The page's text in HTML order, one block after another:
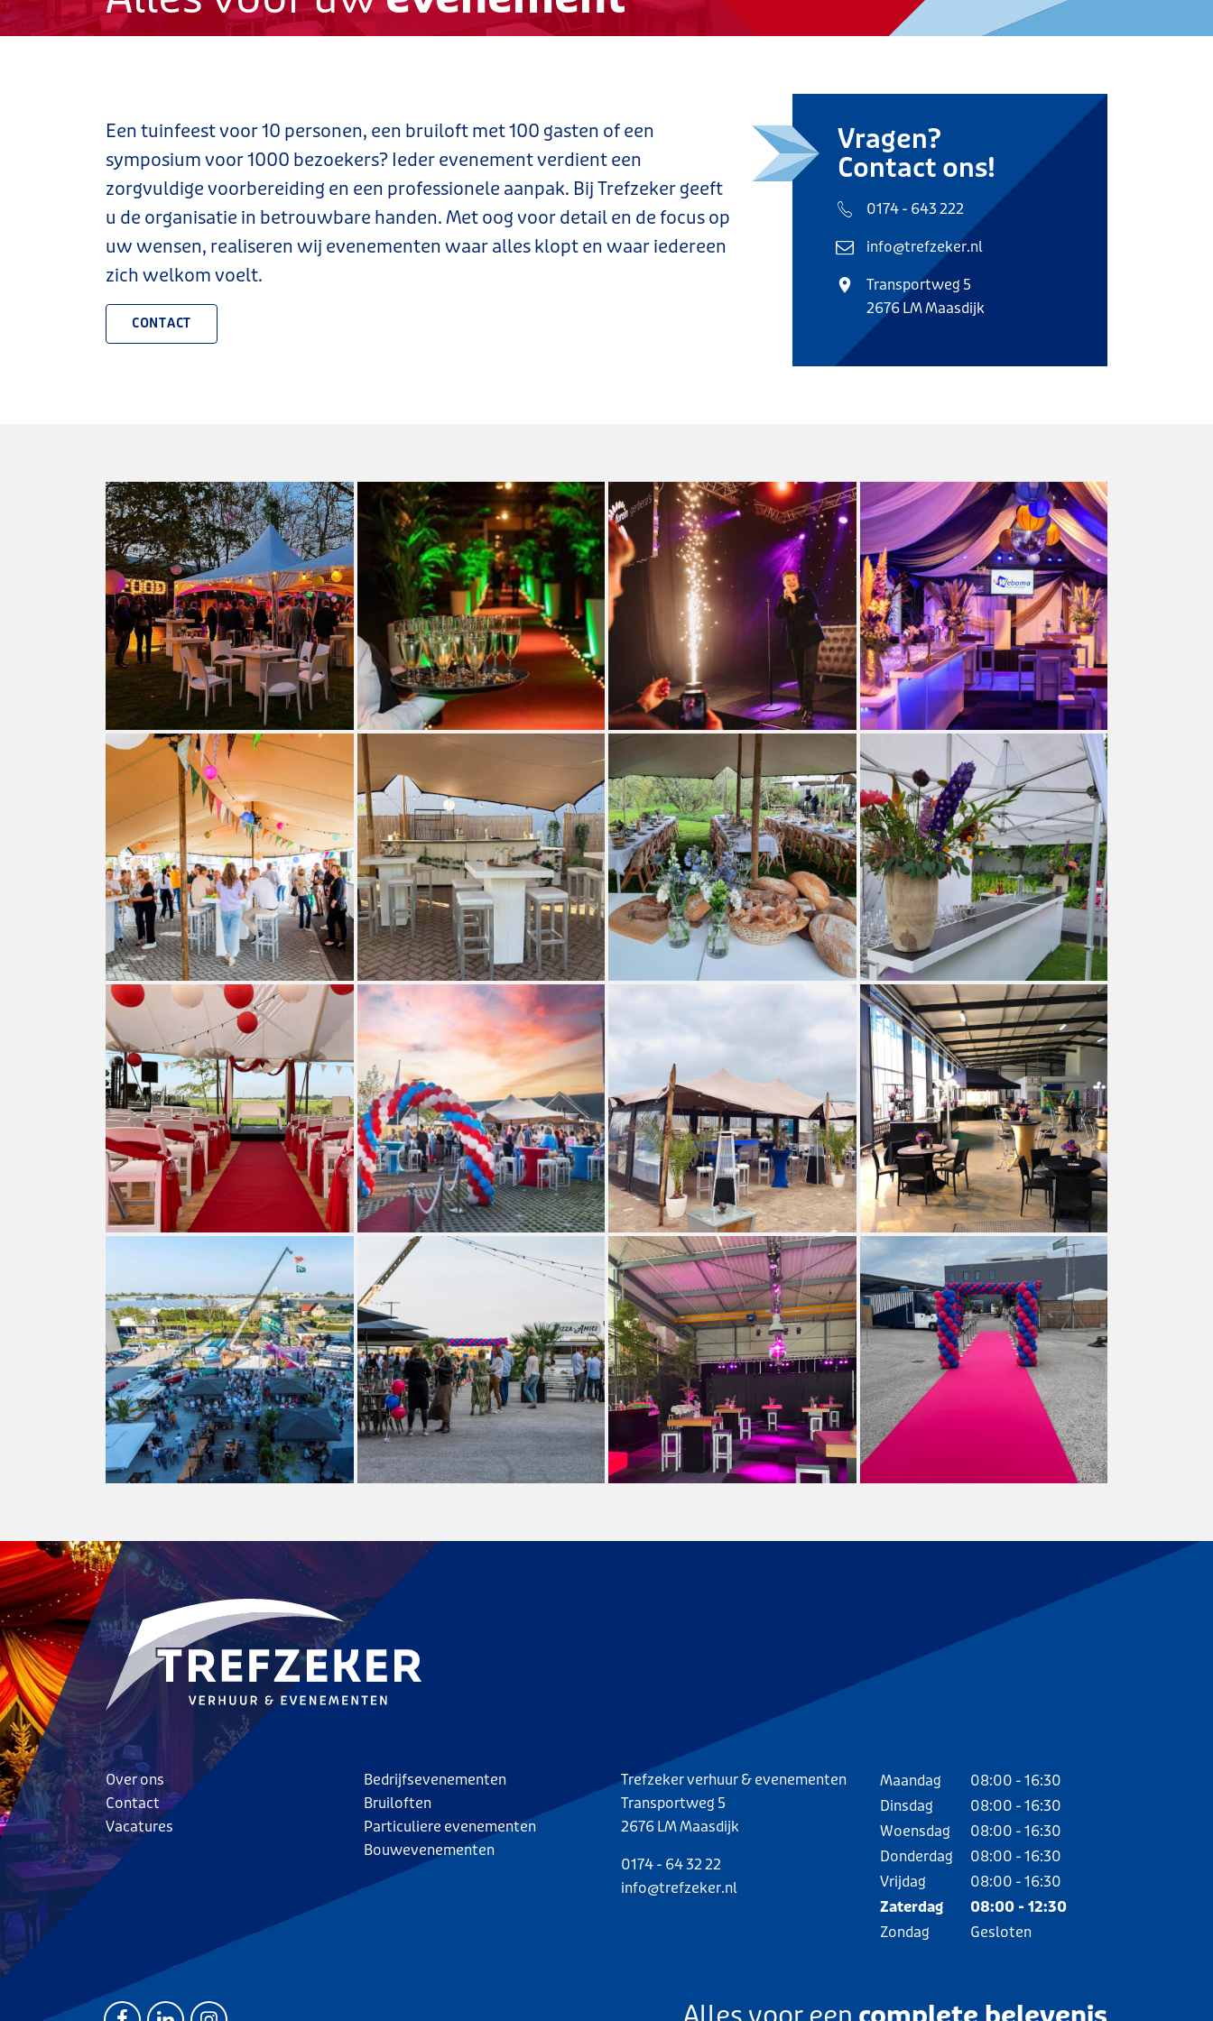
Een tuinfeest voor 10 personen, een bruiloft met 100 gasten of een
symposium voor 1000 bezoekers? Ieder evenement verdient een
zorgvuldige voorbereiding en een professionele aanpak. Bij Trefzeker geeft
u de organisatie in betrouwbare handen. Met oog voor detail en de focus op
uw wensen, realiseren wij evenementen waar alles klopt en waar iedereen
zich welkom voelt.
CONTACT
Vragen?
Contact ons!
0174 - 643 222
info@trefzeker.nl
Transportweg 5
2676 LM Maasdijk
Over ons
Contact
Vacatures
Bedrijfsevenementen
Bruiloften
Particuliere evenementen
Bouwevenementen
Trefzeker verhuur & evenementen
Transportweg 5
2676 LM Maasdijk
0174 - 64 32 22
info@trefzeker.nl
Maandag
08:00 - 16:30
Dinsdag
08:00 - 16:30
Woensdag
08:00 - 16:30
Donderdag
08:00 - 16:30
Vrijdag
08:00 - 16:30
Zaterdag
08:00 - 12:30
Zondag
Gesloten